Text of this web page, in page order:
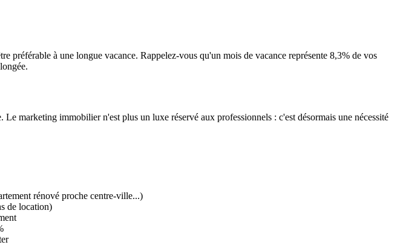
préférable à une longue vacance. Rappelez-vous qu'un mois de vacance représente 8,3% de vos
marketing immobilier n'est plus un luxe réservé aux professionnels : c'est désormais une nécessité
rénové proche centre-ville...)
de location)